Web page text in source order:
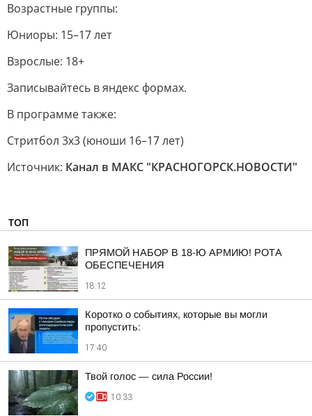
Возрастные группы:
Юниоры: 15–17 лет
Взрослые: 18+
Записывайтесь в яндекс формах.
В программе также:
Стритбол 3х3 (юноши 16–17 лет)
Источник: Канал в МАКС "КРАСНОГОРСК.НОВОСТИ"
ТОП
ПРЯМОЙ НАБОР В 18-Ю АРМИЮ! РОТА
ОБЕСПЕЧЕНИЯ
18:12
Коротко о событиях, которые вы могли
пропустить:
17:40
Твой голос — сила России!
10:33